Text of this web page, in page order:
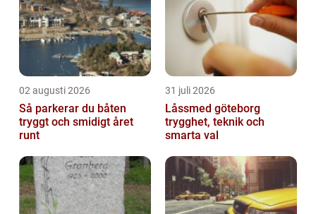
02 augusti 2026
Så parkerar du båten
tryggt och smidigt året
runt
31 juli 2026
Låssmed göteborg
trygghet, teknik och
smarta val